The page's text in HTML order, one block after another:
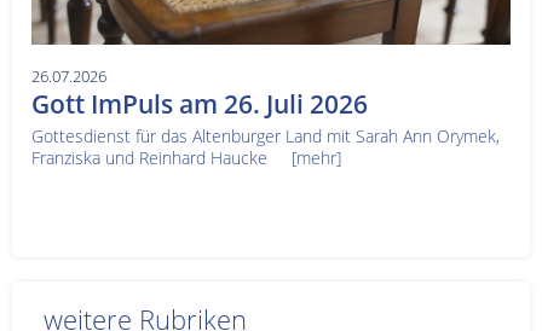
26.07.2026
Gott ImPuls am 26. Juli 2026
Gottesdienst für das Altenburger Land mit Sarah Ann Orymek,
Franziska und Reinhard Haucke [mehr]
weitere Rubriken